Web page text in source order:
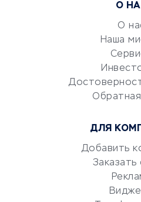
документооборот
Юридические компании
Аудиторские компании
Бухгалтерия онлайн
О
О
Наша
ДЛЯ
Добавить
Заказать